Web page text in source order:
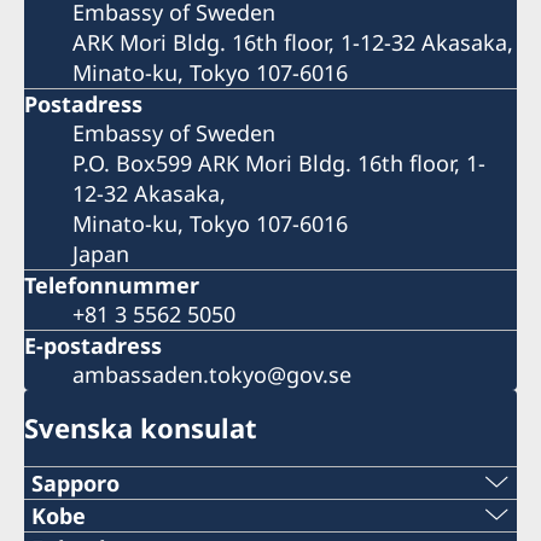
Embassy of Sweden
ARK Mori Bldg. 16th floor, 1-12-32 Akasaka,
Minato-ku, Tokyo 107-6016
Postadress
Embassy of Sweden
P.O. Box599 ARK Mori Bldg. 16th floor, 1-
12-32 Akasaka,
Minato-ku, Tokyo 107-6016
Japan
Telefonnummer
+81 3 5562 5050
E-postadress
ambassaden.tokyo@gov.se
Svenska konsulat
Sapporo
Telefon
Kobe